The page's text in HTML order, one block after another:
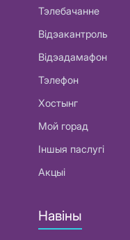
Тэлебачанне
Відэакантроль
Відэадамафон
Тэлефон
Хостынг
Мой горад
Іншыя паслугі
Акцыі
Навіны